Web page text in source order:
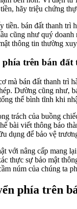
hãy triệu chứng
bán đất thanh
cũng như quý
thông tin thường
trên bán
mà bán đất thanh
Dường cũng như,
thể bình tĩnh khi
trách của buồng
bài viết thông báo
dụng để bảo vệ
với nâng cấp mang
thực sự bảo mật
núm của chúng ta
phía trên